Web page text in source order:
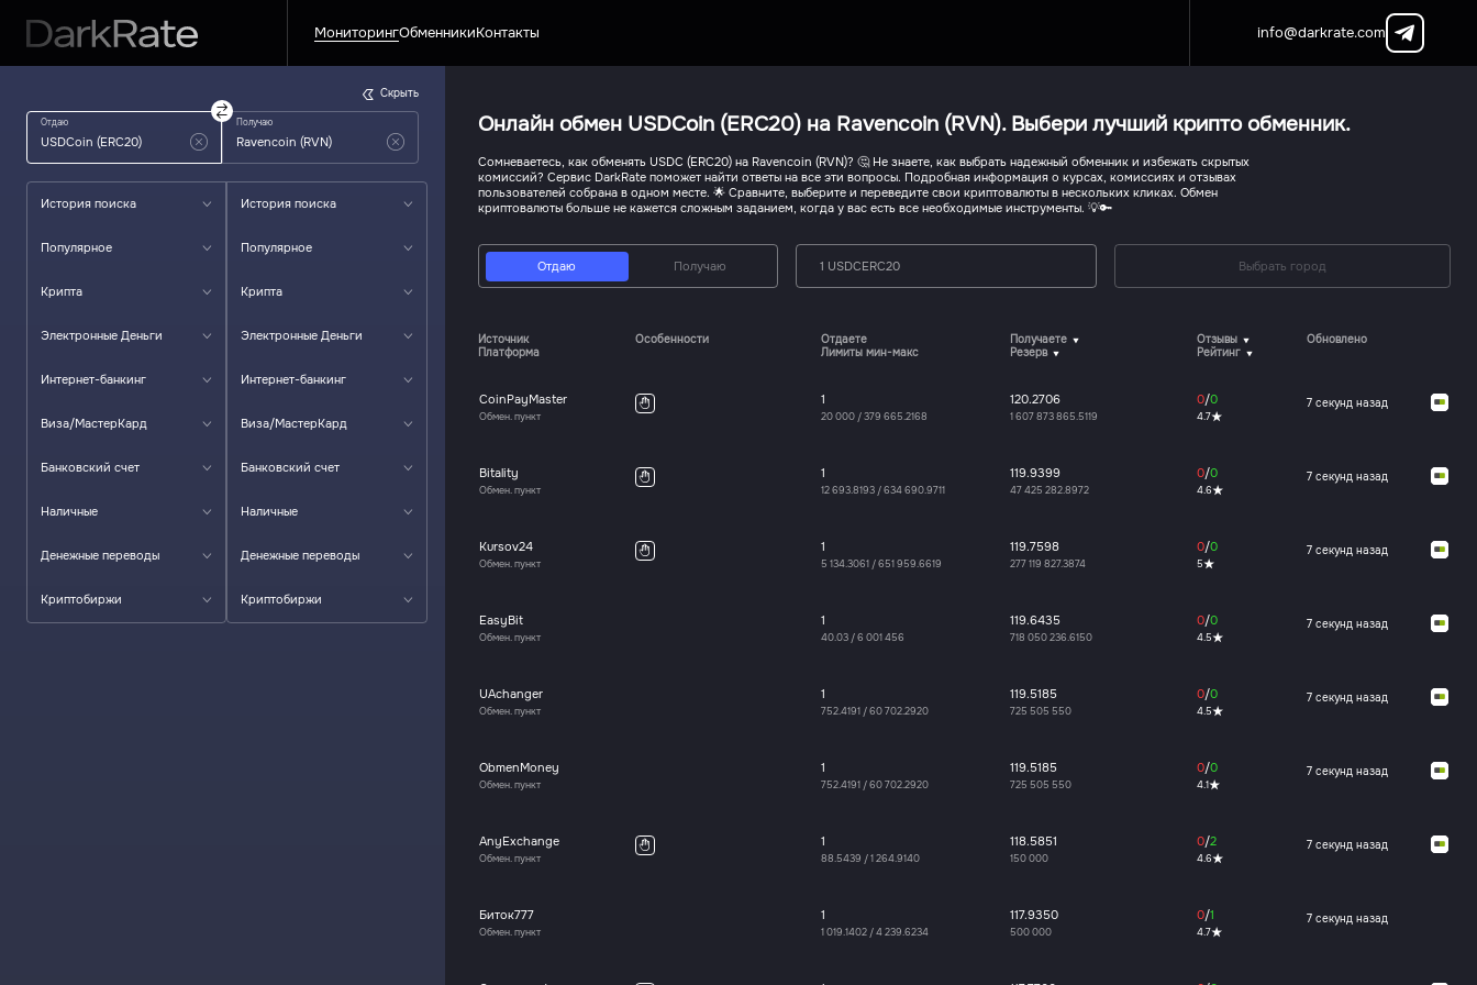
МониторингОбменникиКонтакты info@darkrate.com
Отдаю Получаю
История поиска
Популярное
Крипта
Электронные Деньги
Интернет-банкинг
Виза/МастерКард
Банковский счет
Наличные
Денежные переводы
Криптобиржи
История поиска
Популярное
Крипта
Электронные Деньги
Интернет-банкинг
Виза/МастерКард
Банковский счет
Наличные
Денежные переводы
Криптобиржи
Скрыть
Онлайн обмен USDCoin (ERC20) на Ravencoin (RVN). Выбери лучший крипто обменник.
Сомневаетесь, как обменять USDC (ERC20) на Ravencoin (RVN)? 🤔 Не знаете, как выбрать надежный обменник и избежать скрытых
комиссий? Сервис DarkRate поможет найти ответы на все эти вопросы. Подробная информация о курсах, комиссиях и отзывах
пользователей собрана в одном месте. 🌟 Сравните, выберите и переведите свои криптовалюты в нескольких кликах. Обмен
криптовалюты больше не кажется сложным заданием, когда у вас есть все необходимые инструменты. 💡🔑
Отдаю Получаю 1 USDCERC20 Выбрать город
Источник
Платформа
Особенности
Отдаете
Лимиты мин-макс
Получаете
Резерв
Отзывы
Рейтинг
Обновлено
CoinPayMaster
Обмен. пункт
1
20 000 /379 665.2168
120.2706
1 607 873 865.5119
0/0
4.7
7 секунд назад
Bitality
Обмен. пункт
1
12 693.8193 /634 690.9711
119.9399
47 425 282.8972
0/0
4.6
7 секунд назад
Kursov24
Обмен. пункт
1
5 134.3061 /651 959.6619
119.7598
277 119 827.3874
0/0
5
7 секунд назад
EasyBit
Обмен. пункт
1
40.03 /6 001 456
119.6435
718 050 236.6150
0/0
4.5
7 секунд назад
UAchanger
Обмен. пункт
1
752.4191 /60 702.2920
119.5185
725 505 550
0/0
4.5
7 секунд назад
ObmenMoney
Обмен. пункт
1
752.4191 /60 702.2920
119.5185
725 505 550
0/0
4.1
7 секунд назад
AnyExchange
Обмен. пункт
1
88.5439 /1 264.9140
118.5851
150 000
0/2
4.6
7 секунд назад
Биток777
Обмен. пункт
1
1 019.1402 /4 239.6234
117.9350
500 000
0/1
4.7
7 секунд назад